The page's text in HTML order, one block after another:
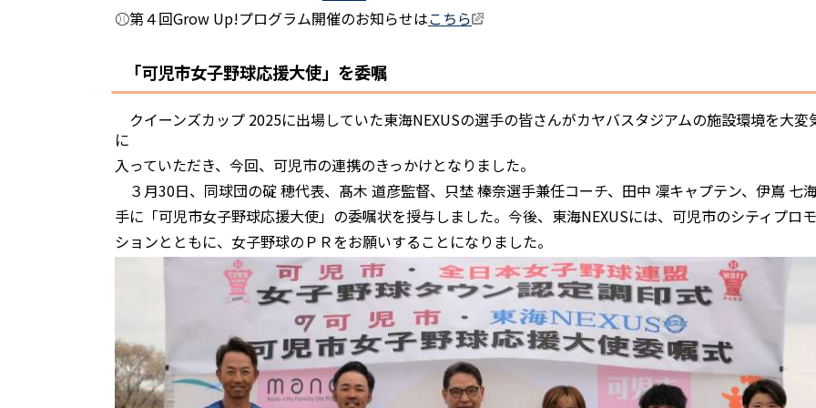
⚾第４回Grow Up!プログラム開催のお知らせはこちら
「可児市女子野球応援大使」を委嘱
クイーンズカップ 2025に出場していた東海NEXUSの選手の皆さんがカヤバスタジアムの施設環境を大変
に
入っていただき、今回、可児市の連携のきっかけとなりました。
３月30日、同球団の碇 穂代表、髙木 道彦監督、只埜 榛奈選手兼任コーチ、田中 凜キャプテン、伊嶌 七
手に「可児市女子野球応援大使」の委嘱状を授与しました。今後、東海NEXUSには、可児市のシティプロ
ションとともに、女子野球のＰＲをお願いすることになりました。